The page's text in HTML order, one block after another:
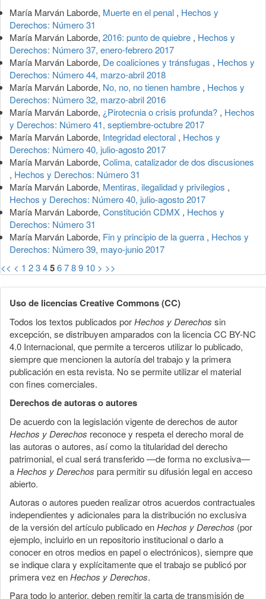
del
artículo
María Marván Laborde, Muerte en el penal , Hechos y
Derechos: Número 31
María Marván Laborde, 2016: punto de quiebre , Hechos y
Derechos: Número 37, enero-febrero 2017
María Marván Laborde, De coaliciones y tránsfugas , Hechos y
Derechos: Número 44, marzo-abril 2018
María Marván Laborde, No, no, no tienen hambre , Hechos y
Derechos: Número 32, marzo-abril 2016
María Marván Laborde, ¿Pirotecnia o crisis profunda? , Hechos
y Derechos: Número 41, septiembre-octubre 2017
María Marván Laborde, Integridad electoral , Hechos y
Derechos: Número 40, julio-agosto 2017
María Marván Laborde, Colima, catalizador de dos discusiones
, Hechos y Derechos: Número 31
María Marván Laborde, Mentiras, ilegalidad y privilegios ,
Hechos y Derechos: Número 40, julio-agosto 2017
María Marván Laborde, Constitución CDMX , Hechos y
Derechos: Número 31
María Marván Laborde, Fin y principio de la guerra , Hechos y
Derechos: Número 39, mayo-junio 2017
<< < 1 23456789 10 > >>
Uso de licencias Creative Commons (CC)
Todos los textos publicados porHechos y Derechos sin
excepción, se distribuyen amparados con la licencia CC BY-NC
4.0 Internacional, que permite a terceros utilizar lo publicado,
siempre que mencionen la autoría del trabajo y la primera
publicación en esta revista. No se permite utilizar el material
con fines comerciales.
Derechos de autoras o autores
De acuerdo con la legislación vigente de derechos de autor
Hechos y Derechos reconoce y respeta el derecho moral de
las autoras o autores, así como la titularidad del derecho
patrimonial, el cual será transferido —de forma no exclusiva—
aHechos y Derechos para permitir su difusión legal en acceso
abierto.
Autoras o autores pueden realizar otros acuerdos contractuales
independientes y adicionales para la distribución no exclusiva
de la versión del artículo publicado enHechos y Derechos (por
ejemplo, incluirlo en un repositorio institucional o darlo a
conocer en otros medios en papel o electrónicos), siempre que
se indique clara y explícitamente que el trabajo se publicó por
primera vez enHechos y Derechos.
Para todo lo anterior, deben remitir la carta de transmisión de